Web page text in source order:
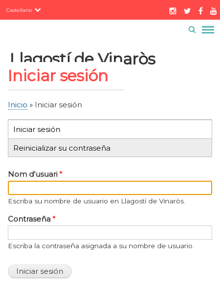
al
Castellano
superior
Llagostí de Vinaròs
Iniciar sesión
enlaces
de
ayuda
la
Inicio Iniciar sesión
Solapas
principales
Iniciar sesión
Reinicializar su contraseña
Nom d'usuari
Escriba su nombre de usuario en Llagostí de Vinaròs.
Contraseña
Escriba la contraseña asignada a su nombre de usuario.